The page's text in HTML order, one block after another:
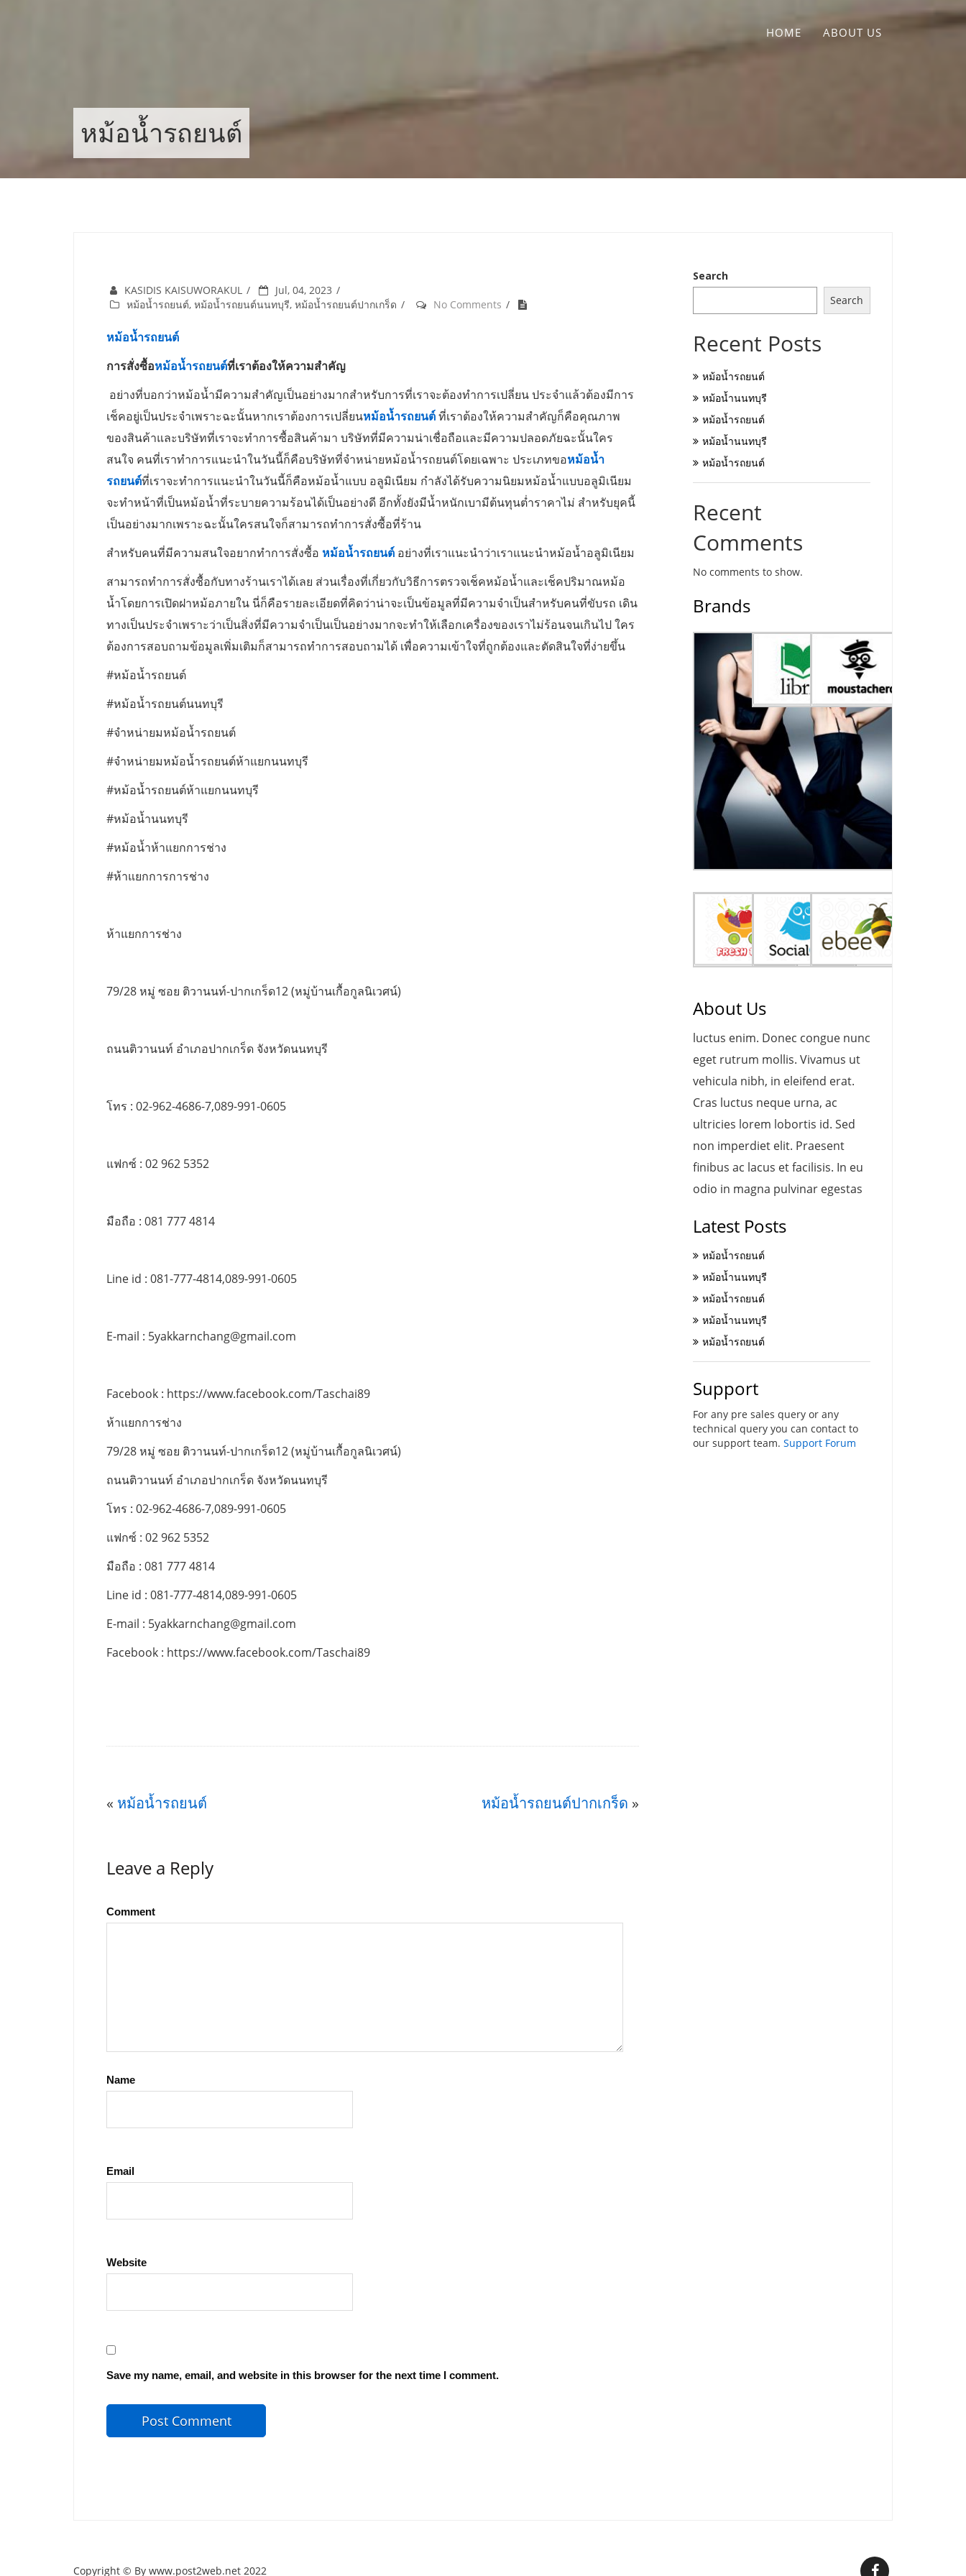
HOME ABOUT US
หม้อน้ำรถยนต์
KASIDIS KAISUWORAKUL
Jul, 04, 2023
หม้อน้ำรถยนต์, หม้อน้ำรถยนต์นนทบุรี, หม้อน้ำรถยนต์ปากเกร็ด No Comments
หม้อน้ำรถยนต์
การสั่งซื้อหม้อน้ำรถยนต์ที่เราต้องให้ความสำคัญ
อย่างที่บอกว่าหม้อน้ำมีความสำคัญเป็นอย่างมากสำหรับการที่เราจะต้องทำการเปลี่ยน ประจำแล้วต้องมีการ
เช็คอยู่เป็นประจำเพราะฉะนั้นหากเราต้องการเปลี่ยนหม้อน้ำรถยนต์ที่เราต้องให้ความสำคัญก็คือคุณภาพ
ของสินค้าและบริษัทที่เราจะทำการซื้อสินค้ามา บริษัทที่มีความน่าเชื่อถือและมีความปลอดภัยฉะนั้นใคร
สนใจ คนที่เราทำการแนะนำในวันนี้ก็คือบริษัทที่จำหน่ายหม้อน้ำรถยนต์โดยเฉพาะ ประเภทขอหม้อน้ำ
รถยนต์ที่เราจะทำการแนะนำในวันนี้ก็คือหม้อน้ำแบบ อลูมิเนียม กำลังได้รับความนิยมหม้อน้ำแบบอลูมิเนียม
จะทำหน้าที่เป็นหม้อน้ำที่ระบายความร้อนได้เป็นอย่างดี อีกทั้งยังมีน้ำหนักเบามีต้นทุนต่ำราคาไม่ สำหรับยุคนี้
เป็นอย่างมากเพราะฉะนั้นใครสนใจก็สามารถทำการสั่งซื้อที่ร้าน
สำหรับคนที่มีความสนใจอยากทำการสั่งซื้อ หม้อน้ำรถยนต์ อย่างที่เราแนะนำว่าเราแนะนำหม้อน้ำอลูมิเนียม
สามารถทำการสั่งซื้อกับทางร้านเราได้เลย ส่วนเรื่องที่เกี่ยวกับวิธีการตรวจเช็คหม้อน้ำและเช็คปริมาณหม้อ
น้ำโดยการเปิดฝาหม้อภายใน นี่ก็คือรายละเอียดที่คิดว่าน่าจะเป็นข้อมูลที่มีความจำเป็นสำหรับคนที่ขับรถ เดิน
ทางเป็นประจำเพราะว่าเป็นสิ่งที่มีความจำเป็นเป็นอย่างมากจะทำให้เลือกเครื่องของเราไม่ร้อนจนเกินไป ใคร
ต้องการสอบถามข้อมูลเพิ่มเติมก็สามารถทำการสอบถามได้ เพื่อความเข้าใจที่ถูกต้องและตัดสินใจที่ง่ายขึ้น
#หม้อน้ำรถยนต์
#หม้อน้ำรถยนต์นนทบุรี
#จำหน่ายมหม้อน้ำรถยนต์
#จำหน่ายมหม้อน้ำรถยนต์ห้าแยกนนทบุรี
#หม้อน้ำรถยนต์ห้าแยกนนทบุรี
#หม้อน้ำนนทบุรี
#หม้อน้ำห้าแยกการช่าง
#ห้าแยกการการช่าง
ห้าแยกการช่าง
79/28 หมู่ ซอย ติวานนท์-ปากเกร็ด12 (หมู่บ้านเกื้อกูลนิเวศน์)
ถนนติวานนท์ อำเภอปากเกร็ด จังหวัดนนทบุรี
โทร : 02-962-4686-7,089-991-0605
แฟกซ์ : 02 962 5352
มือถือ : 081 777 4814
Line id : 081-777-4814,089-991-0605
E-mail : 5yakkarnchang@gmail.com
Facebook : https://www.facebook.com/Taschai89
ห้าแยกการช่าง
79/28 หมู่ ซอย ติวานนท์-ปากเกร็ด12 (หมู่บ้านเกื้อกูลนิเวศน์)
ถนนติวานนท์ อำเภอปากเกร็ด จังหวัดนนทบุรี
โทร : 02-962-4686-7,089-991-0605
แฟกซ์ : 02 962 5352
มือถือ : 081 777 4814
Line id : 081-777-4814,089-991-0605
E-mail : 5yakkarnchang@gmail.com
Facebook : https://www.facebook.com/Taschai89
« หม้อน้ำรถยนต์ หม้อน้ำรถยนต์ปากเกร็ด »
Leave a Reply
Comment
Name
Email
Website
Save my name, email, and website in this browser for the next time I comment.
Search
Search
Recent Posts
หม้อน้ำรถยนต์
หม้อน้ำนนทบุรี
หม้อน้ำรถยนต์
หม้อน้ำนนทบุรี
หม้อน้ำรถยนต์
Recent
Comments
No comments to show.
Brands
About Us
luctus enim. Donec congue nunc
eget rutrum mollis. Vivamus ut
vehicula nibh, in eleifend erat.
Cras luctus neque urna, ac
ultricies lorem lobortis id. Sed
non imperdiet elit. Praesent
finibus ac lacus et facilisis. In eu
odio in magna pulvinar egestas
Latest Posts
หม้อน้ำรถยนต์
หม้อน้ำนนทบุรี
หม้อน้ำรถยนต์
หม้อน้ำนนทบุรี
หม้อน้ำรถยนต์
Support
For any pre sales query or any
technical query you can contact to
our support team. Support Forum
Copyright © By www.post2web.net 2022